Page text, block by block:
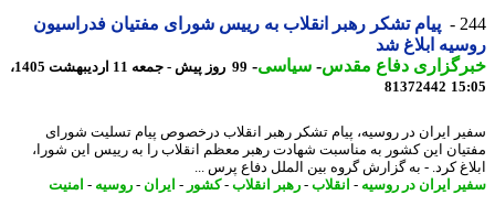
پیام تشکر رهبر انقلاب به رییس شورای مفتیان فدراسیون
ابلاغ شد
دفاع مقدس-سیاسی-
99 روز پیش - جمعه 11 اردیبهشت 1405،
81372442
ایران در روسیه، پیام تشکر رهبر انقلاب درخصوص پیام تسلیت شورای
این کشور به مناسبت شهادت رهبر معظم انقلاب را به رییس این شورا،
کرد. - به گزارش گروه بین الملل دفاع پرس ...
ایران در روسیه-انقلاب-رهبر انقلاب-کشور-ایران - روسیه-امنیت